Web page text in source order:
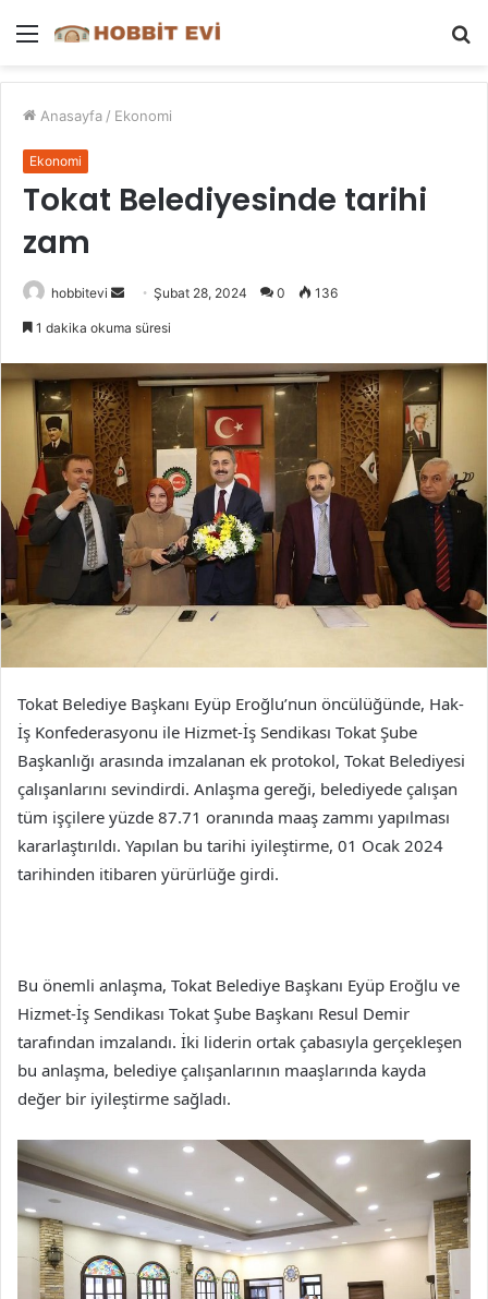
Menü
Anasayfa / Ekonomi
Ekonomi
Tokat Belediyesinde tarihi
zam
hobbitevi
Bir
göndermek
Şubat 28, 2024 0 136
1 dakika okuma süresi
Tokat Belediye Başkanı Eyüp Eroğlu’nun öncülüğünde, Hak-
İş Konfederasyonu ile Hizmet-İş Sendikası Tokat Şube
Başkanlığı arasında imzalanan ek protokol, Tokat Belediyesi
çalışanlarını sevindirdi. Anlaşma gereği, belediyede çalışan
tüm işçilere yüzde 87.71 oranında maaş zammı yapılması
kararlaştırıldı. Yapılan bu tarihi iyileştirme, 01 Ocak 2024
tarihinden itibaren yürürlüğe girdi.
Bu önemli anlaşma, Tokat Belediye Başkanı Eyüp Eroğlu ve
Hizmet-İş Sendikası Tokat Şube Başkanı Resul Demir
tarafından imzalandı. İki liderin ortak çabasıyla gerçekleşen
bu anlaşma, belediye çalışanlarının maaşlarında kayda
değer bir iyileştirme sağladı.